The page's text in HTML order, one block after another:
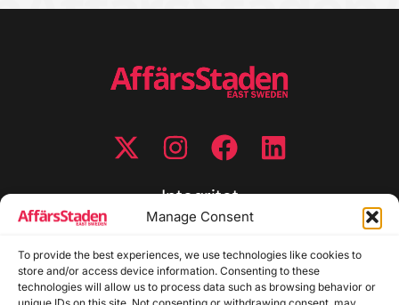
Manage Consent
To provide the best experiences, we use technologies like cookies to
store and/or access device information. Consenting to these
technologies will allow us to process data such as browsing behavior or
Integritet
Cookiepolicy
Disclaimer
Redaktionell policy